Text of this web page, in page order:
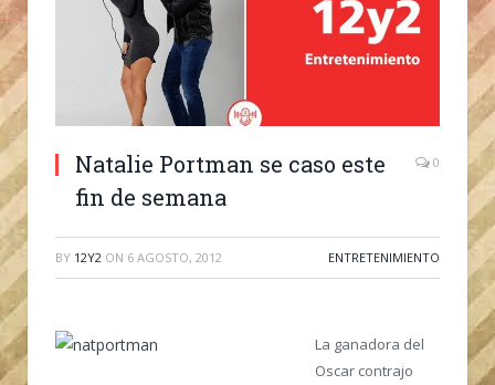
Natalie Portman se caso este
fin de semana
0
BY 12Y2 ON 6 AGOSTO, 2012 ENTRETENIMIENTO
La ganadora del
Oscar contrajo